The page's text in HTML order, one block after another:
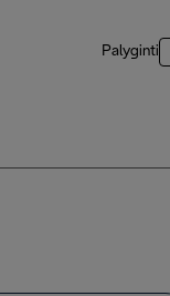
Palyginti